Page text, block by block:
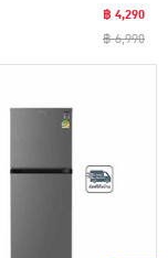
฿ 4,290
฿ 6,990